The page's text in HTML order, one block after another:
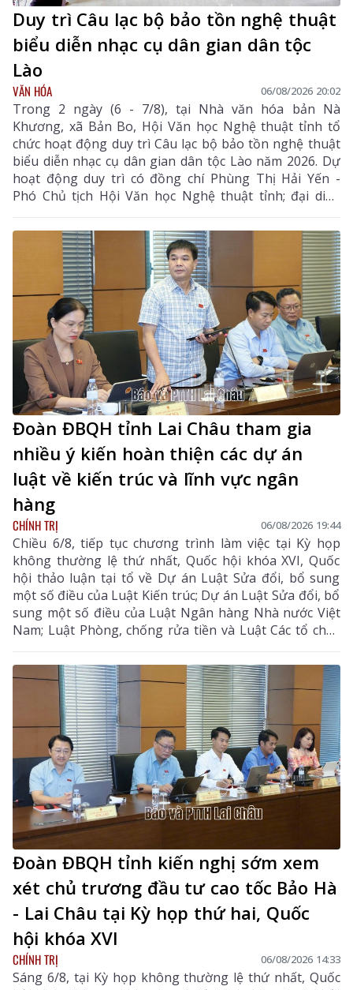
Duy trì Câu lạc bộ bảo tồn nghệ thuật
biểu diễn nhạc cụ dân gian dân tộc
Lào
VĂN HÓA 06/08/2026 20:02
Trong 2 ngày (6 - 7/8), tại Nhà văn hóa bản Nà
Khương, xã Bản Bo, Hội Văn học Nghệ thuật tỉnh tổ
chức hoạt động duy trì Câu lạc bộ bảo tồn nghệ thuật
biểu diễn nhạc cụ dân gian dân tộc Lào năm 2026. Dự
hoạt động duy trì có đồng chí Phùng Thị Hải Yến -
Phó Chủ tịch Hội Văn học Nghệ thuật tỉnh; đại diện
Phòng Văn hóa - Xã hội xã Bản Bo và 24 thành viên
câu lạc bộ.
Đoàn ĐBQH tỉnh Lai Châu tham gia
nhiều ý kiến hoàn thiện các dự án
luật về kiến trúc và lĩnh vực ngân
hàng
CHÍNH TRỊ 06/08/2026 19:44
Chiều 6/8, tiếp tục chương trình làm việc tại Kỳ họp
không thường lệ thứ nhất, Quốc hội khóa XVI, Quốc
hội thảo luận tại tổ về Dự án Luật Sửa đổi, bổ sung
một số điều của Luật Kiến trúc; Dự án Luật Sửa đổi, bổ
sung một số điều của Luật Ngân hàng Nhà nước Việt
Nam; Luật Phòng, chống rửa tiền và Luật Các tổ chức
tín dụng; Dự thảo Nghị quyết của Quốc hội về công tác
phòng, chống tội phạm và vi phạm pháp luật, công tác
của Viện kiểm sát nhân dân, Tòa án nhân dân và công
tác thi hành án. Đồng chí Sùng A Hồ - Phó Bí thư Tỉnh
ủy, Trưởng Đoàn ĐBQH tỉnh Lai Châu chủ trì phiên
thảo luận tại tổ.
Đoàn ĐBQH tỉnh kiến nghị sớm xem
xét chủ trương đầu tư cao tốc Bảo Hà
- Lai Châu tại Kỳ họp thứ hai, Quốc
hội khóa XVI
CHÍNH TRỊ 06/08/2026 14:33
Sáng 6/8, tại Kỳ họp không thường lệ thứ nhất, Quốc